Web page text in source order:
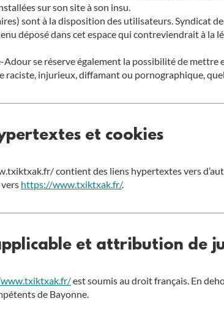
sur son site à son insu.
sont à la disposition des utilisateurs. Syndicat
déposé dans cet espace qui contreviendrait à la
Adour se réserve également la possibilité de
raciste, injurieux, diffamant ou pornographique,
et cookies
contient des liens hypertextes vers
https://www.txiktxak.fr/.
et attribution de
est soumis au droit français. En
de Bayonne.